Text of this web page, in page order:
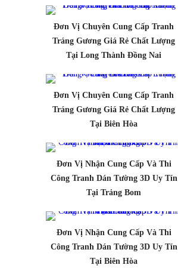
Đơn Vị Chuyên Cung Cấp Tranh
Tráng Gương Giá Rẻ Chất Lượng
Tại Long Thành Đồng Nai
Đơn Vị Chuyên Cung Cấp Tranh
Tráng Gương Giá Rẻ Chất Lượng
Tại Biên Hòa
Đơn Vị Nhận Cung Cấp Và Thi
Công Tranh Dán Tường 3D Uy Tín
Tại Trảng Bom
Đơn Vị Nhận Cung Cấp Và Thi
Công Tranh Dán Tường 3D Uy Tín
Tại Biên Hòa